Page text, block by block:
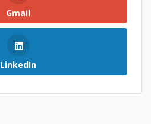
Gmail
LinkedIn